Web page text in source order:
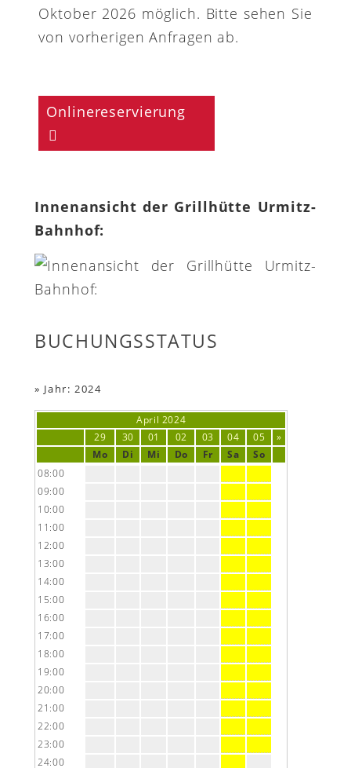
Oktober 2026 möglich. Bitte sehen Sie
von vorherigen Anfragen ab.
Onlinereservierung
Innenansicht der Grillhütte Urmitz-
Bahnhof:
BUCHUNGSSTATUS
» Jahr: 2024
April 2024
29
30 01 02 03 04 05
»
Mo
Di Mi Do Fr Sa
So
08:00
09:00
10:00
11:00
12:00
13:00
14:00
15:00
16:00
17:00
18:00
19:00
20:00
21:00
22:00
23:00
24:00